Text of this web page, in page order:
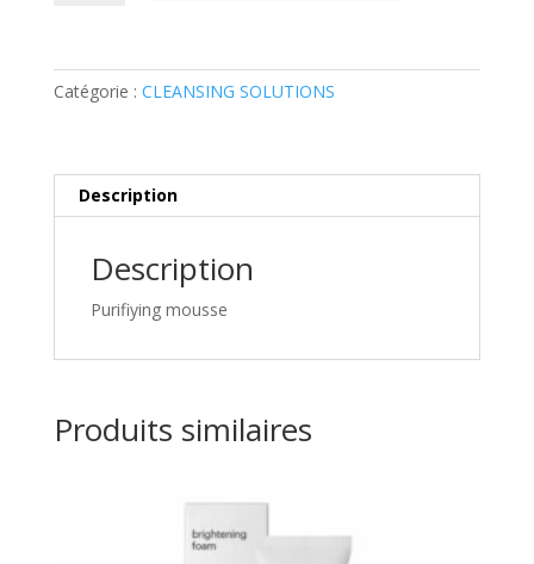
Catégorie : CLEANSING SOLUTIONS
Description
Description
Purifiying mousse
Produits similaires